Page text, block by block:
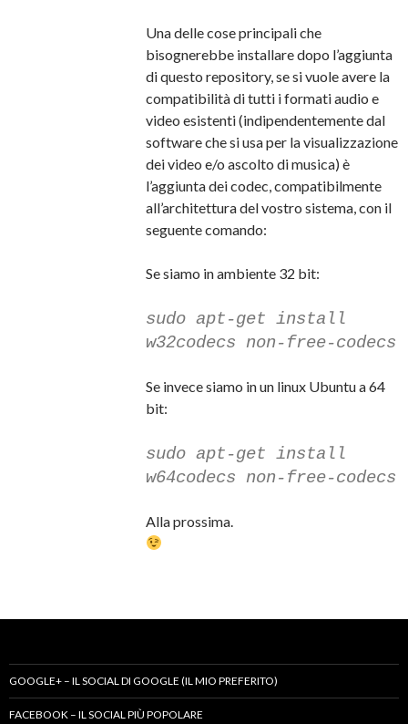
Una delle cose principali che
bisognerebbe installare dopo l’aggiunta
di questo repository, se si vuole avere la
compatibilità di tutti i formati audio e
video esistenti (indipendentemente dal
software che si usa per la visualizzazione
dei video e/o ascolto di musica) è
l’aggiunta dei codec, compatibilmente
all’architettura del vostro sistema, con il
seguente comando:
Se siamo in ambiente 32 bit:
sudo apt-get install
w32codecs non-free-codecs
Se invece siamo in un linux Ubuntu a 64
bit:
sudo apt-get install
w64codecs non-free-codecs
Alla prossima.
GOOGLE+ – IL SOCIAL DI GOOGLE (IL MIO PREFERITO)
FACEBOOK – IL SOCIAL PIÙ POPOLARE